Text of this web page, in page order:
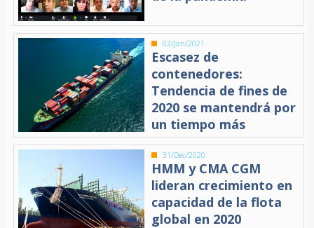
02/Jan/2021
Escasez de
contenedores:
Tendencia de fines de
2020 se mantendrá por
un tiempo más
31/Dec/2020
HMM y CMA CGM
lideran crecimiento en
capacidad de la flota
global en 2020